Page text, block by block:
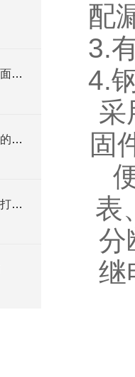
防爆接线箱与配电箱有哪些方面区别
隔爆型接线箱与增安型接线箱的特点与用处的差异
防爆接线箱安装与布线技巧：打造安全高效的电气系统
配
3.
4.
采
固
表
分
继